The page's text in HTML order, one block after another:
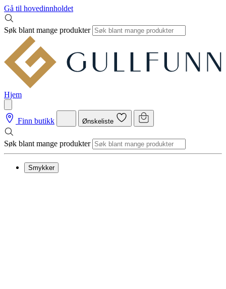
Gå til hovedinnholdet
Søk blant mange produkter
Hjem
Finn butikk Ønskeliste
Søk blant mange produkter
Smykker